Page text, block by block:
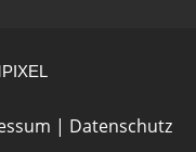
| Datenschutz